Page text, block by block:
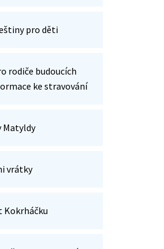
pro děti
rodiče budoucích
ke stravování
Matyldy
vrátky
Kokrháčku